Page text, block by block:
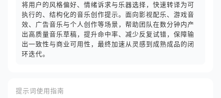
将用户的风格偏好、情绪诉求与乐器选择，快速转译为可
执行的、结构化的音乐创作提示。面向影视配乐、游戏音
效、广告音乐与个人创作等场景，帮助团队在数分钟内产
出高质量音乐草稿，提升命中率、减少反复试错，保障输
出一致性与商业可用性，最终加速从灵感到成熟成品的闭
环迭代。
提示词使用指南